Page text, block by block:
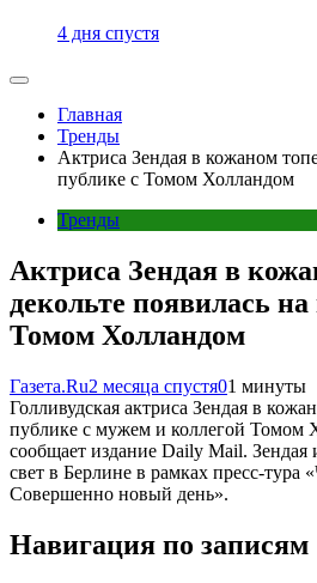
4 дня спустя
Главная
Тренды
Актриса Зендая в кожаном
публике с Томом Холландом
Тренды
Актриса Зендая в
декольте появилась на
Томом Холландом
Газета.Ru2 месяца спустя01 минуты
Голливудская актриса Зендая в
публике с мужем и коллегой Томом
сообщает издание Daily Mail.
свет в Берлине в рамках пресс-тура
Совершенно новый день».
Навигация по записям